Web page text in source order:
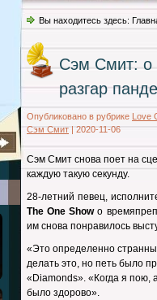
Вы находитесь здесь:
Сэм Смит: о
разгар
Опубликовано в рубрике Love
Сэм Смит | 2020-11-06
Сэм Смит снова поет на
каждую такую секунду.
28-летний певец,
The One Showо
им снова понравилось
«Это определенно
делать это, но петь было
«Diamonds». «Когда я пою,
было здорово».